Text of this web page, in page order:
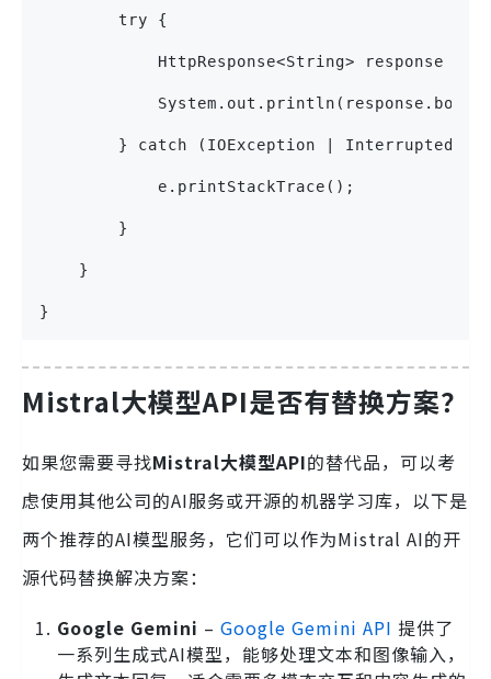
        try {
HttpResponse<String> response =
} catch (IOException |
            e.printStackTrace();
        }
    }
}
Mistral大模型API是否有替换方案？
如果您需要寻找Mistral大模型API的替代品，可以考
虑使用其他公司的AI服务或开源的机器学习库，以下是
两个推荐的AI模型服务，它们可以作为Mistral AI的开
源代码替换解决方案：
Google Gemini – Google Gemini API 提供了
一系列生成式AI模型，能够处理文本和图像输入，